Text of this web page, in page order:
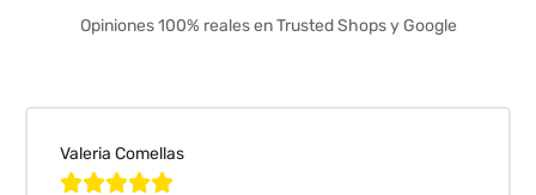
Opiniones 100% reales en Trusted Shops y Google
Valeria Comellas
